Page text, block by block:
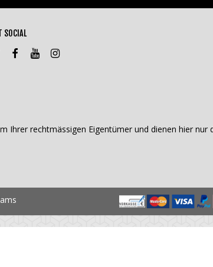
SOCIAL
Ihrer rechtmässigen Eigentümer und dienen hier nur